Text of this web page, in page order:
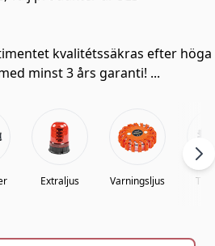
kvalitétssäkras efter höga
minst 3 års garanti! ...
Extraljus Varningsljus